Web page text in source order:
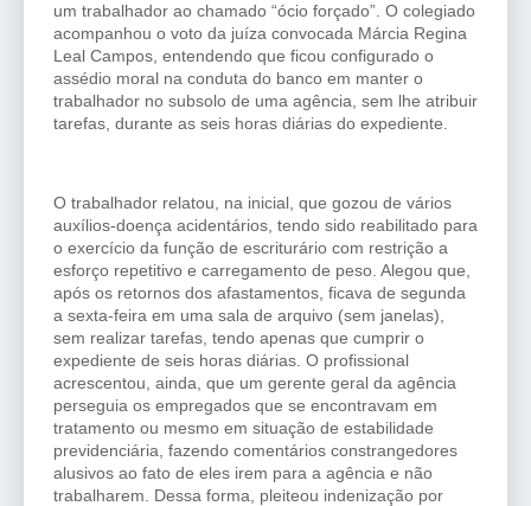
um trabalhador ao chamado “ócio forçado”. O colegiado
acompanhou o voto da juíza convocada Márcia Regina
Leal Campos, entendendo que ficou configurado o
assédio moral na conduta do banco em manter o
trabalhador no subsolo de uma agência, sem lhe atribuir
tarefas, durante as seis horas diárias do expediente.
O trabalhador relatou, na inicial, que gozou de vários
auxílios-doença acidentários, tendo sido reabilitado para
o exercício da função de escriturário com restrição a
esforço repetitivo e carregamento de peso. Alegou que,
após os retornos dos afastamentos, ficava de segunda
a sexta-feira em uma sala de arquivo (sem janelas),
sem realizar tarefas, tendo apenas que cumprir o
expediente de seis horas diárias. O profissional
acrescentou, ainda, que um gerente geral da agência
perseguia os empregados que se encontravam em
tratamento ou mesmo em situação de estabilidade
previdenciária, fazendo comentários constrangedores
alusivos ao fato de eles irem para a agência e não
trabalharem. Dessa forma, pleiteou indenização por